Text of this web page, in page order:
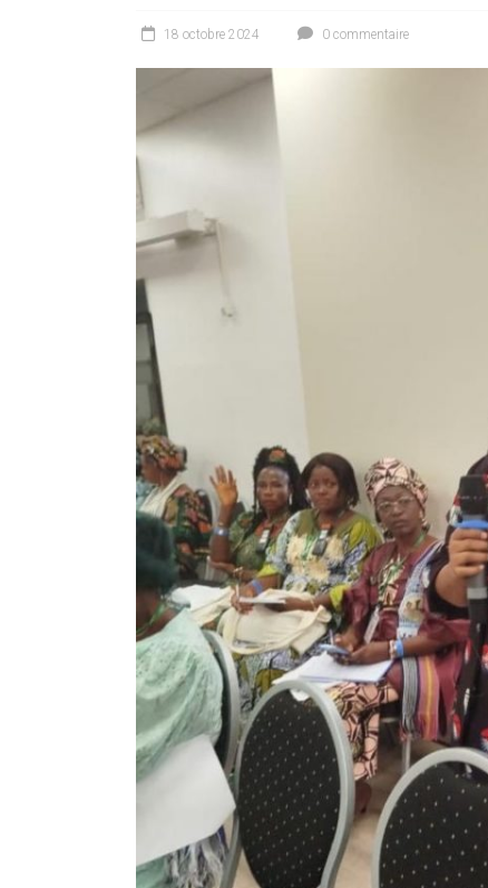
18 octobre 2024 0 commentaire